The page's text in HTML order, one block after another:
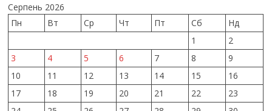
Серпень 2026
Пн
Вт Ср Чт Пт Сб
Нд
1
2
3
4 5 6 7 8
9
10
11 12 13 14 15
16
17
18 19 20 21 22
23